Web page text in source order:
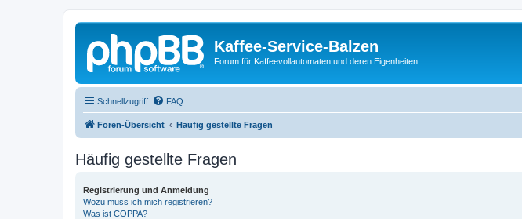
Kaffee-Service-Balzen
Forum für Kaffeevollautomaten und deren Eigenheiten
Schnellzugriff FAQ
Foren-Übersicht Häufig gestellte Fragen
Häufig gestellte Fragen
Registrierung und Anmeldung
Wozu muss ich mich registrieren?
Was ist COPPA?